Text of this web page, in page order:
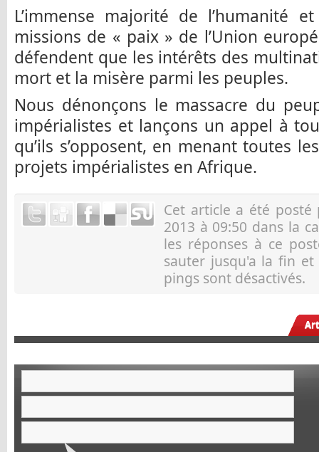
L’immense majorité de l’humanité
missions de « paix » de l’Union
défendent que les intérêts des
mort et la misère parmi les peuples.
Nous dénonçons le massacre du
impérialistes et lançons un appel à
qu’ils s’opposent, en menant toutes
projets impérialistes en Afrique.
Cet article a été
2013 à 09:50 dans la
les réponses à ce
sauter jusqu'a la fin et
pings sont désactivés.